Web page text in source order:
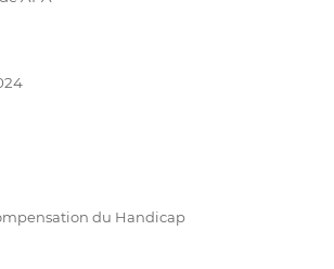
du Handicap